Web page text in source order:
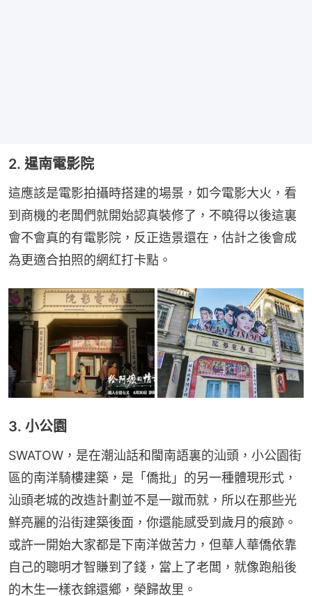
2. 暹南電影院
這應該是電影拍攝時搭建的場景，如今電影大火，看
到商機的老闆們就開始認真裝修了，不曉得以後這裏
會不會真的有電影院，反正造景還在，估計之後會成
為更適合拍照的網紅打卡點。
3. 小公園
SWATOW，是在潮汕話和閩南語裏的汕頭，小公園街
區的南洋騎樓建築，是「僑批」的另一種體現形式，
汕頭老城的改造計劃並不是一蹴而就，所以在那些光
鮮亮麗的沿街建築後面，你還能感受到歲月的痕跡。
或許一開始大家都是下南洋做苦力，但華人華僑依靠
自己的聰明才智賺到了錢，當上了老闆，就像跑船後
的木生一樣衣錦還鄉，榮歸故里。